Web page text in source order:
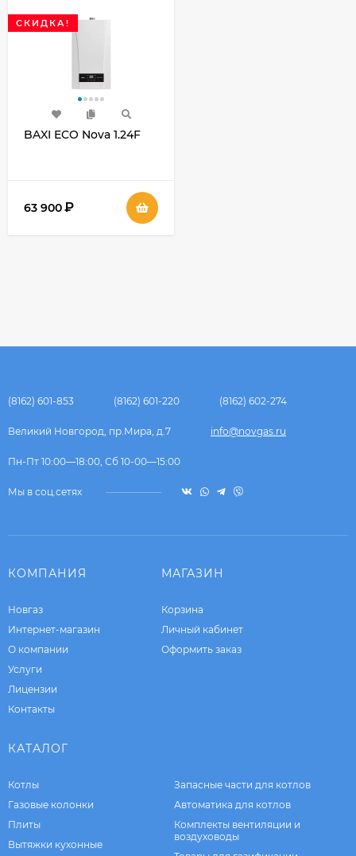
СКИДКА!
BAXI ECO Nova 1.24F
63 900₽
(8162) 601-853 (8162) 601-220 (8162) 602-274
Великий Новгород, пр.Мира, д.7 info@novgas.ru
Пн-Пт 10:00—18:00, Сб 10-00—15:00
Мы в соц.сетях
КОМПАНИЯ
Новгаз
Интернет-магазин
О компании
Услуги
Лицензии
Контакты
МАГАЗИН
Корзина
Личный кабинет
Оформить заказ
КАТАЛОГ
Котлы
Газовые колонки
Плиты
Вытяжки кухонные
Запасные части для котлов
Автоматика для котлов
Комплекты вентиляции и
воздуховоды